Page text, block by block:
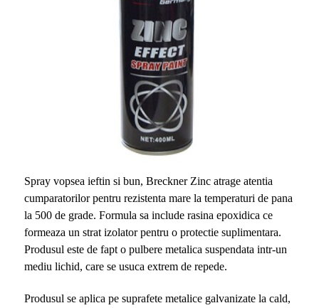
Spray vopsea ieftin si bun, Breckner Zinc atrage atentia
cumparatorilor pentru rezistenta mare la temperaturi de pana
la 500 de grade. Formula sa include rasina epoxidica ce
formeaza un strat izolator pentru o protectie suplimentara.
Produsul este de fapt o pulbere metalica suspendata intr-un
mediu lichid, care se usuca extrem de repede.
Produsul se aplica pe suprafete metalice galvanizate la cald,